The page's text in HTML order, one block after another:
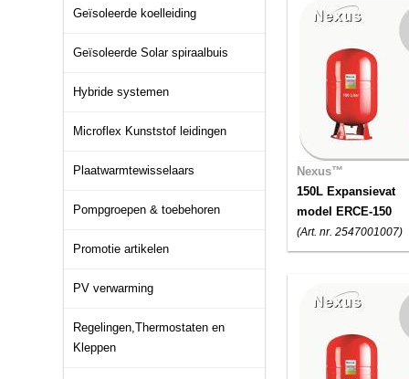
Geïsoleerde koelleiding
Geïsoleerde Solar spiraalbuis
Hybride systemen
Microflex Kunststof leidingen
Plaatwarmtewisselaars
Pompgroepen & toebehoren
Promotie artikelen
PV verwarming
Regelingen,Thermostaten en
Kleppen
Nexus™
150L Expansievat
model ERCE-150
(Art. nr. 2547001007)